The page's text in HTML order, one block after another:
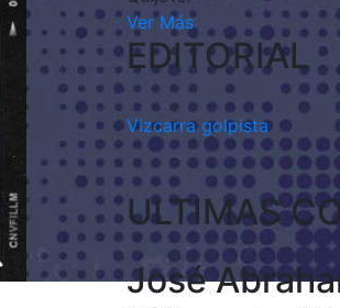
Ver Más
EDITORIAL
Vizcarra golpista
ULTIMAS
José